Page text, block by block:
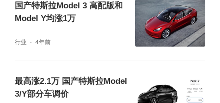
国产特斯拉Model 3 高配版和
Model Y均涨1万
行业 4年前
最高涨2.1万 国产特斯拉Model
3/Y部分车调价